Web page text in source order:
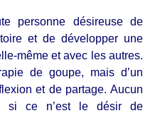
personne désireuse de
et de développer une
même et avec les autres.
de goupe, mais d’un
et de partage. Aucun
si ce n’est le désir de